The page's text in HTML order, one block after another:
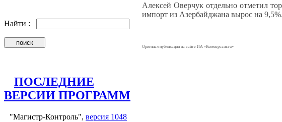
Найти :
ПОСЛЕДНИЕ
ВЕРСИИ ПРОГРАММ
"Магистр-Контроль", версия 1048
Алексей Оверчук отдельно отметил
импорт из Азербайджана вырос на
Оригинал публикации на сайте ИА «Коммерсант.ru»